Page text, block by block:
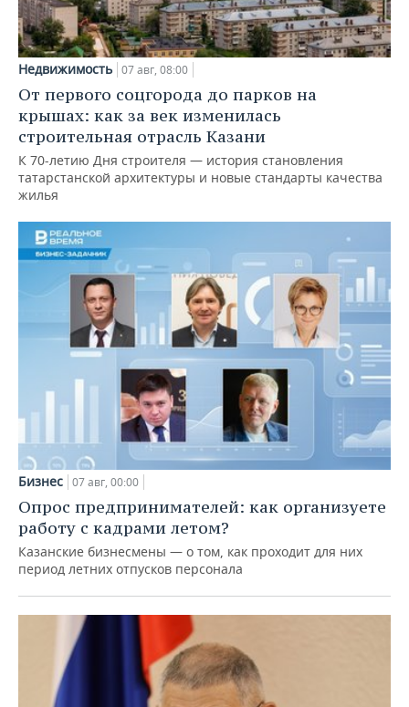
Недвижимость 07 авг, 08:00
От первого соцгорода до парков на
крышах: как за век изменилась
строительная отрасль Казани
К 70-летию Дня строителя — история становления
татарстанской архитектуры и новые стандарты качества
жилья
Бизнес 07 авг, 00:00
Опрос предпринимателей: как организуете
работу с кадрами летом?
Казанские бизнесмены — о том, как проходит для них
период летних отпусков персонала